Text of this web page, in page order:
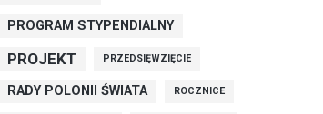
PROGRAM STYPENDIALNY
PROJEKT PRZEDSIĘWZIĘCIE
RADY POLONII ŚWIATA ROCZNICE